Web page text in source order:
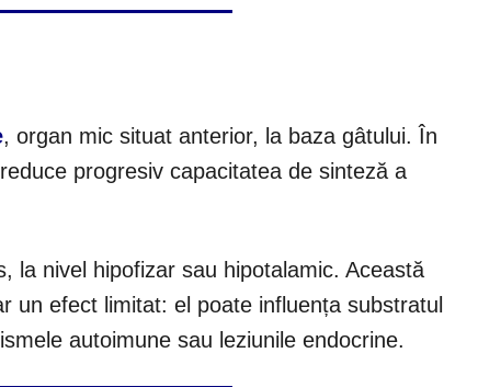
, organ mic situat anterior, la baza gâtului. În
progresiv capacitatea de sinteză a
la nivel hipofizar sau hipotalamic. Această
un efect limitat: el poate influența substratul
autoimune sau leziunile endocrine.